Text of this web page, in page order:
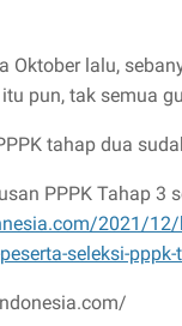
Oktober lalu,
pun, tak semua
tahap dua
PPPK Tahap 3
2021/
seleksi-